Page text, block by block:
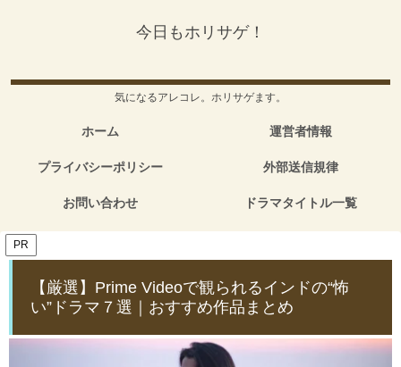
今日もホリサゲ！
気になるアレコレ。ホリサゲます。
ホーム 運営者情報
プライバシーポリシー 外部送信規律
お問い合わせ ドラマタイトル一覧
PR
【厳選】Prime Videoで観られるインドの“怖
い”ドラマ７選｜おすすめ作品まとめ